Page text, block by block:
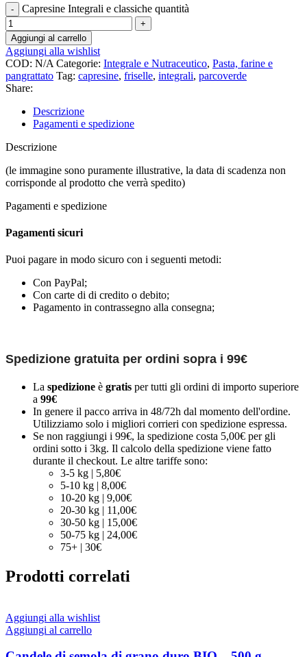
Capresine Integrali e classiche quantità
Aggiungi al carrello
Aggiungi alla wishlist
COD: N/A Categorie: Integrale e Nutraceutico, Pasta, farine e
pangrattato Tag: capresine, friselle, integrali, parcoverde
Share:
Descrizione
Pagamenti e spedizione
Descrizione
(le immagine sono puramente illustrative, la data di scadenza non
corrisponde al prodotto che verrà spedito)
Pagamenti e spedizione
Pagamenti sicuri
Puoi pagare in modo sicuro con i seguenti metodi:
Con PayPal;
Con carte di di credito o debito;
Pagamento in contrassegno alla consegna;
Spedizione gratuita per ordini sopra i 99€
La spedizione è gratis per tutti gli ordini di importo superiore
a 99€
In genere il pacco arriva in 48/72h dal momento dell'ordine.
Utilizziamo solo i migliori corrieri con spedizione espressa.
Se non raggiungi i 99€, la spedizione costa 5,00€ per gli
ordini sotto i 3kg. Il calcolo della spedizione viene fatto
durante il checkout. Le altre tariffe sono:
3-5 kg | 5,80€
5-10 kg | 8,00€
10-20 kg | 9,00€
20-30 kg | 11,00€
30-50 kg | 15,00€
50-75 kg | 24,00€
75+ | 30€
Prodotti correlati
Aggiungi alla wishlist
Aggiungi al carrello